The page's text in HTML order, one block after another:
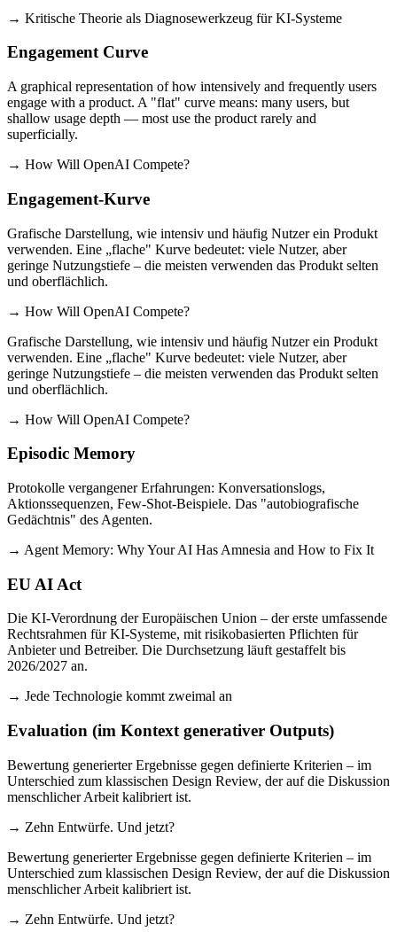
→ Kritische Theorie als Diagnosewerkzeug für KI-Systeme
Engagement Curve
A graphical representation of how intensively and frequently users
engage with a product. A "flat" curve means: many users, but
shallow usage depth — most use the product rarely and
superficially.
→ How Will OpenAI Compete?
Engagement-Kurve
Grafische Darstellung, wie intensiv und häufig Nutzer ein Produkt
verwenden. Eine „flache" Kurve bedeutet: viele Nutzer, aber
geringe Nutzungstiefe – die meisten verwenden das Produkt selten
und oberflächlich.
→ How Will OpenAI Compete?
Grafische Darstellung, wie intensiv und häufig Nutzer ein Produkt
verwenden. Eine „flache" Kurve bedeutet: viele Nutzer, aber
geringe Nutzungstiefe – die meisten verwenden das Produkt selten
und oberflächlich.
→ How Will OpenAI Compete?
Episodic Memory
Protokolle vergangener Erfahrungen: Konversationslogs,
Aktionssequenzen, Few-Shot-Beispiele. Das "autobiografische
Gedächtnis" des Agenten.
→ Agent Memory: Why Your AI Has Amnesia and How to Fix It
EU AI Act
Die KI-Verordnung der Europäischen Union – der erste umfassende
Rechtsrahmen für KI-Systeme, mit risikobasierten Pflichten für
Anbieter und Betreiber. Die Durchsetzung läuft gestaffelt bis
2026/2027 an.
→ Jede Technologie kommt zweimal an
Evaluation (im Kontext generativer Outputs)
Bewertung generierter Ergebnisse gegen definierte Kriterien – im
Unterschied zum klassischen Design Review, der auf die Diskussion
menschlicher Arbeit kalibriert ist.
→ Zehn Entwürfe. Und jetzt?
Bewertung generierter Ergebnisse gegen definierte Kriterien – im
Unterschied zum klassischen Design Review, der auf die Diskussion
menschlicher Arbeit kalibriert ist.
→ Zehn Entwürfe. Und jetzt?